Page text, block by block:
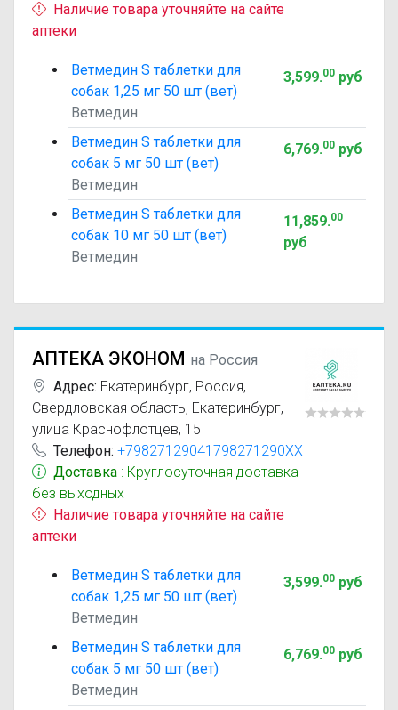
Наличие товара уточняйте на сайте
аптеки
Ветмедин S таблетки для
собак 1,25 мг 50 шт (вет)
Ветмедин
3,599.00руб
Ветмедин S таблетки для
собак 5 мг 50 шт (вет)
Ветмедин
6,769.00руб
Ветмедин S таблетки для
собак 10 мг 50 шт (вет)
Ветмедин
11,859.00
руб
АПТЕКА ЭКОНОМ на Россия
Адрес: Екатеринбург, Россия,
Свердловская область, Екатеринбург,
улица Краснофлотцев, 15
Телефон: +79827129041798271290XX
Доставка : Круглосуточная доставка
без выходных
Наличие товара уточняйте на сайте
аптеки
Ветмедин S таблетки для
собак 1,25 мг 50 шт (вет)
Ветмедин
3,599.00руб
Ветмедин S таблетки для
собак 5 мг 50 шт (вет)
Ветмедин
6,769.00руб